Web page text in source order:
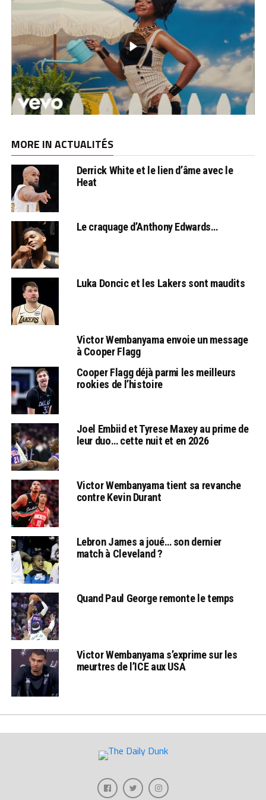
MORE IN ACTUALITÉS
Derrick White et le lien d’âme avec le
Heat
Le craquage d’Anthony Edwards…
Luka Doncic et les Lakers sont maudits
Victor Wembanyama envoie un message
à Cooper Flagg
Cooper Flagg déjà parmi les meilleurs
rookies de l’histoire
Joel Embiid et Tyrese Maxey au prime de
leur duo… cette nuit et en 2026
Victor Wembanyama tient sa revanche
contre Kevin Durant
Lebron James a joué… son dernier
match à Cleveland ?
Quand Paul George remonte le temps
Victor Wembanyama s’exprime sur les
meurtres de l’ICE aux USA